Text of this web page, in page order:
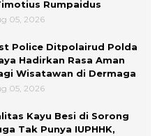
Rumpaidus
05, 2026
Police Ditpolairud Polda
Hadirkan Rasa Aman
Wisatawan di Dermaga
05, 2026
Kayu Besi di Sorong
Tak Punya IUPHHK,